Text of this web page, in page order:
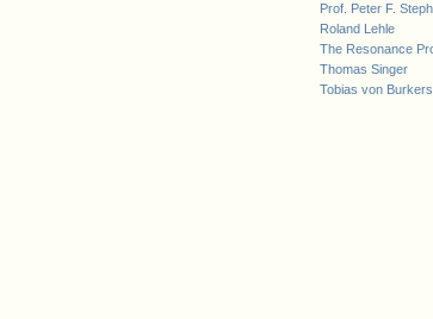
Prof. Peter F.
Roland Lehle
The Resonance
Thomas Singer
Tobias von